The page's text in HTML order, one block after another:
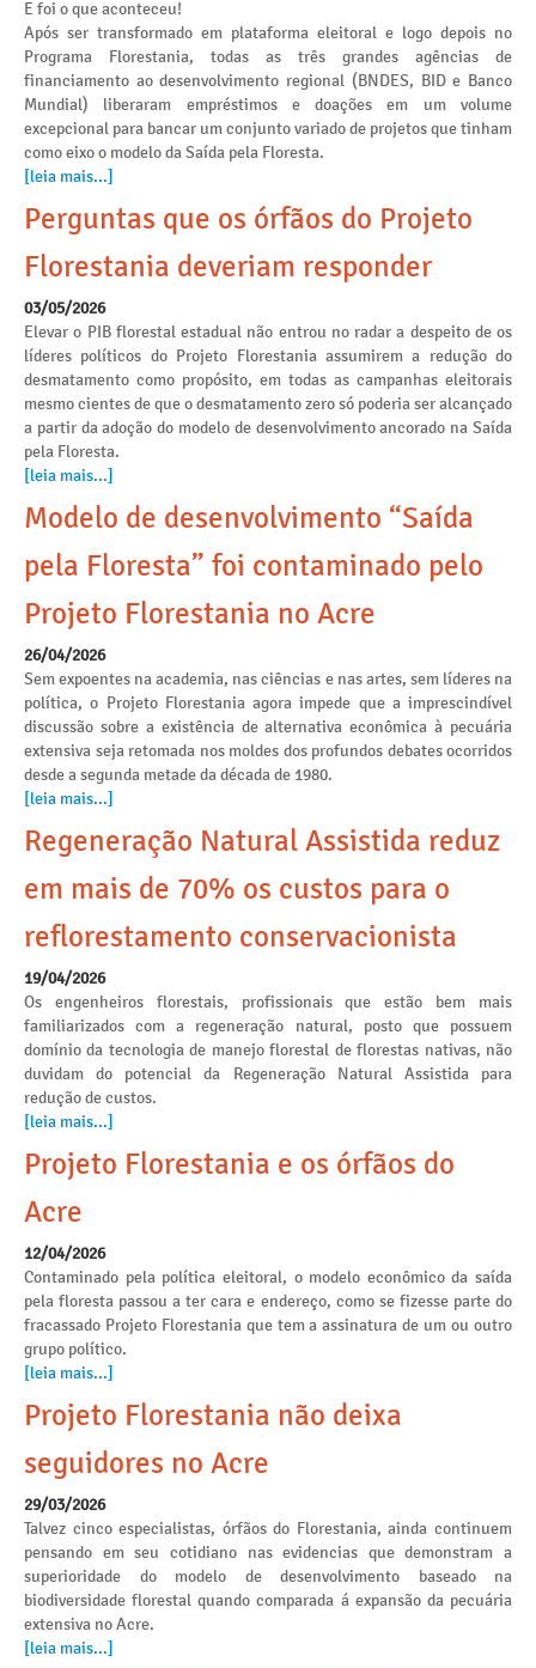
E foi o que aconteceu!
Após ser transformado em plataforma eleitoral e logo depois no
Programa Florestania, todas as três grandes agências de
financiamento ao desenvolvimento regional (BNDES, BID e Banco
Mundial) liberaram empréstimos e doações em um volume
excepcional para bancar um conjunto variado de projetos que tinham
como eixo o modelo da Saída pela Floresta.
[leia mais...]
Perguntas que os órfãos do Projeto
Florestania deveriam responder
03/05/2026
Elevar o PIB florestal estadual não entrou no radar a despeito de os
líderes políticos do Projeto Florestania assumirem a redução do
desmatamento como propósito, em todas as campanhas eleitorais
mesmo cientes de que o desmatamento zero só poderia ser alcançado
a partir da adoção do modelo de desenvolvimento ancorado na Saída
pela Floresta.
[leia mais...]
Modelo de desenvolvimento “Saída
pela Floresta” foi contaminado pelo
Projeto Florestania no Acre
26/04/2026
Sem expoentes na academia, nas ciências e nas artes, sem líderes na
política, o Projeto Florestania agora impede que a imprescindível
discussão sobre a existência de alternativa econômica à pecuária
extensiva seja retomada nos moldes dos profundos debates ocorridos
desde a segunda metade da década de 1980.
[leia mais...]
Regeneração Natural Assistida reduz
em mais de 70% os custos para o
reflorestamento conservacionista
19/04/2026
Os engenheiros florestais, profissionais que estão bem mais
familiarizados com a regeneração natural, posto que possuem
domínio da tecnologia de manejo florestal de florestas nativas, não
duvidam do potencial da Regeneração Natural Assistida para
redução de custos.
[leia mais...]
Projeto Florestania e os órfãos do
Acre
12/04/2026
Contaminado pela política eleitoral, o modelo econômico da saída
pela floresta passou a ter cara e endereço, como se fizesse parte do
fracassado Projeto Florestania que tem a assinatura de um ou outro
grupo político.
[leia mais...]
Projeto Florestania não deixa
seguidores no Acre
29/03/2026
Talvez cinco especialistas, órfãos do Florestania, ainda continuem
pensando em seu cotidiano nas evidencias que demonstram a
superioridade do modelo de desenvolvimento baseado na
biodiversidade florestal quando comparada á expansão da pecuária
extensiva no Acre.
[leia mais...]